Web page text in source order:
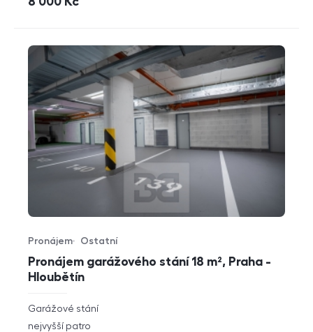
Pronájem garážového stání 18 m², Praha -
Hloubětín
Typ nabídky
Pronájem
Typ nemovitosti
Ostatní
rozměry
dispozice
Garážové stání
funkce
nejvyšší patro